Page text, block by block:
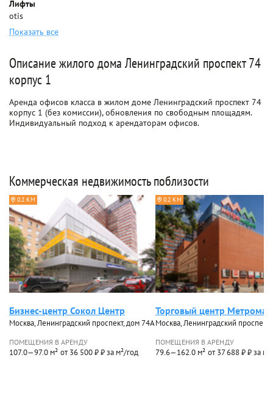
Лифты
otis
Показать все
Описание жилого дома Ленинградский проспект 74
корпус 1
Аренда офисов класса в жилом доме Ленинградский проспект 74
корпус 1 (без комиссии), обновления по свободным площадям.
Индивидуальный подход к арендаторам офисов.
Коммерческая недвижимость поблизости
0.2 КМ
Бизнес-центр Сокол Центр
Москва, Ленинградский проспект, дом 74А
ПОМЕЩЕНИЯ В АРЕНДУ
107.0—97.0 м² от 36 500 ₽ ₽ за м²/год
0.2 КМ
Торговый центр
Москва, Ленинградский
ПОМЕЩЕНИЯ В АРЕНДУ
79.6—162.0 м² от 37 688 ₽ ₽ за